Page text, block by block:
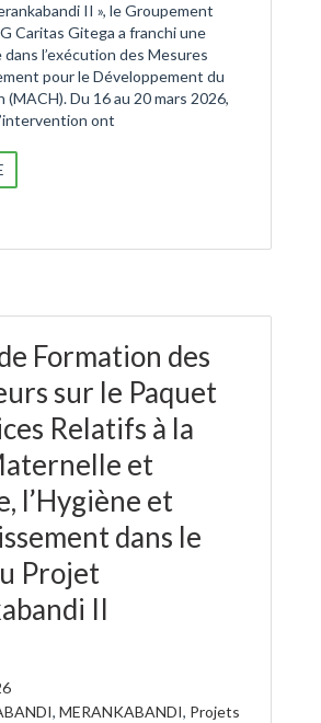
II », le Groupement
Caritas Gitega a franchi une
l’exécution des Mesures
pour le Développement du
(MACH). Du 16 au 20 mars 2026,
ont
Formation des
sur le Paquet
Relatifs à la
et
l’Hygiène et
dans le
Projet
II
, MERANKABANDI, Projets